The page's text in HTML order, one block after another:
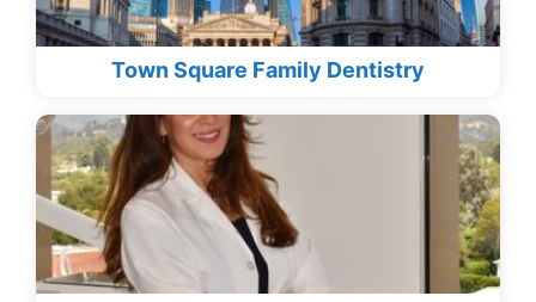
Town Square Family Dentistry